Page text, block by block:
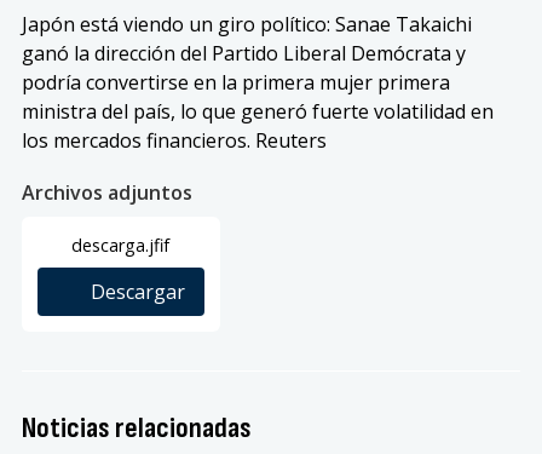
Japón está viendo un giro político: Sanae Takaichi
ganó la dirección del Partido Liberal Demócrata y
podría convertirse en la primera mujer primera
ministra del país, lo que generó fuerte volatilidad en
los mercados financieros. Reuters
Archivos adjuntos
descarga.jfif
Descargar
Noticias relacionadas